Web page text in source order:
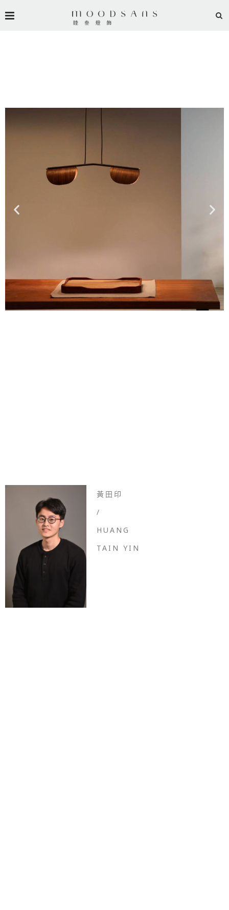
黃田印
/
HUANG
TAIN YIN